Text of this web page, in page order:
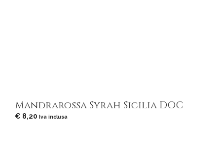
Mandrarossa Syrah Sicilia DOC
€ 8,20 Iva inclusa